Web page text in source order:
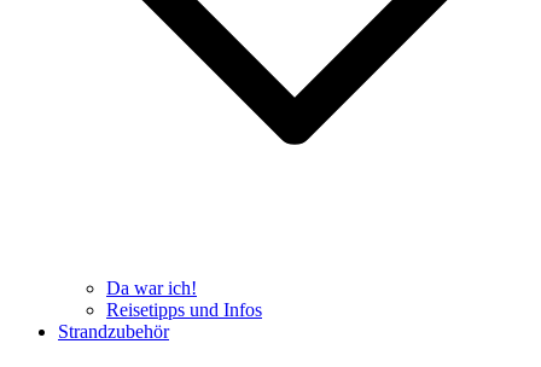
Da war ich!
Reisetipps und Infos
Strandzubehör